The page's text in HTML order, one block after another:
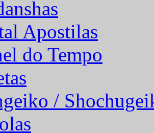
Apostilas
do Tempo
/